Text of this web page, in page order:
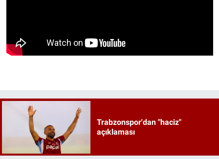
Trabzonspor'dan "haciz"
açıklaması